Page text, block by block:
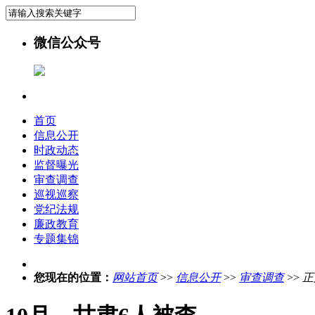
微信公众号
首页
信息公开
时政动态
监督曝光
审查调查
巡视巡察
党纪法规
廉政教育
专题集锦
您现在的位置： 网站首页>> 信息公开>> 审查调查>>